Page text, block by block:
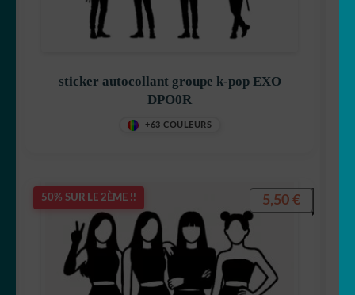
sticker autocollant groupe k-pop EXO
DPO0R
+63 COULEURS
50% SUR LE 2ÈME !! 5,50 €